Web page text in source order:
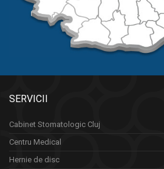
SERVICII
Cabinet Stomatologic Cluj
Centru Medical
Hernie de disc